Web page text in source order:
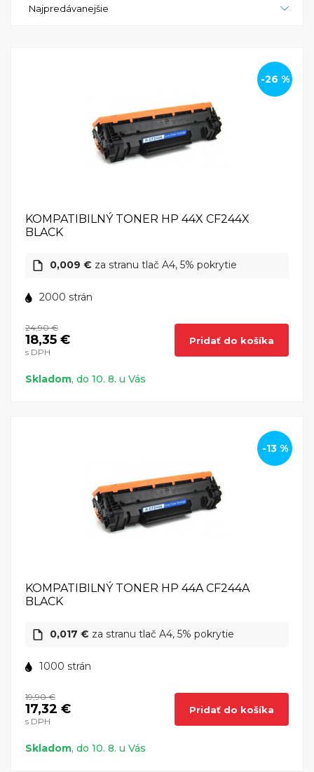
s rôznymi nastaveniami a úlohami.Celkovo je HP
tlačiarňou, ktorá poskytuje moderné riešenia pre
každodenné tlačové potreby. HP LaserJet Pro MFP
M28w - váš spoľahlivý partner pre efektívnu tlač a
skenovanie v domácom alebo kancelárskom
Najpredávanejšie
-26 %
KOMPATIBILNÝ TONER HP 44X CF244X
BLACK
0,009 € za stranu tlač A4, 5% pokrytie
2000 strán
24,90 €
18,35 €
s DPH
Pridať do košíka
Skladom, do 10. 8. u Vás
-13 %
KOMPATIBILNÝ TONER HP 44A CF244A
BLACK
0,017 € za stranu tlač A4, 5% pokrytie
1000 strán
19,90 €
17,32 €
s DPH
Pridať do košíka
Skladom, do 10. 8. u Vás